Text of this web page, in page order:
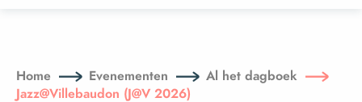
principal
Home Evenementen
Al het dagboek
Jazz@Villebaudon (J@V 2026)